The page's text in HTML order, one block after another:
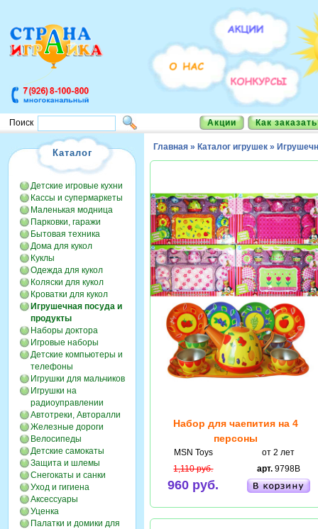
Поиск Акции Как
Каталог
Детские игровые кухни
Кассы и супермаркеты
Маленькая модница
Парковки, гаражи
Бытовая техника
Дома для кукол
Куклы
Одежда для кукол
Коляски для кукол
Кроватки для кукол
Игрушечная посуда и
продукты
Наборы доктора
Игровые наборы
Детские компьютеры и
телефоны
Игрушки для мальчиков
Игрушки на
радиоуправлении
Автотреки, Авторалли
Железные дороги
Велосипеды
Детские самокаты
Защита и шлемы
Снегокаты и санки
Уход и гигиена
Аксессуары
Уценка
Палатки и домики для
Главная » Каталог игрушек »
Набор для чаепития на 4
персоны
MSN Toys
от 2 лет
1,110 руб.
960 руб.
арт.9798B